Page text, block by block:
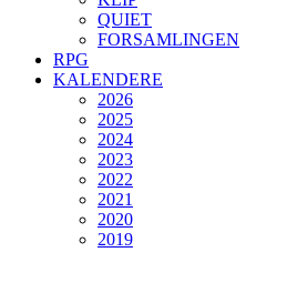
QUIET
FORSAMLINGEN
RPG
KALENDERE
2026
2025
2024
2023
2022
2021
2020
2019